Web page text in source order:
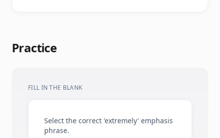
Practice
FILL IN THE BLANK
Select the correct 'extremely' emphasis
phrase.